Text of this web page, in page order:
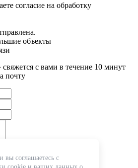
согласие на обработку
объекты
с вами в течение 10 минут
почту
соглашаетесь с